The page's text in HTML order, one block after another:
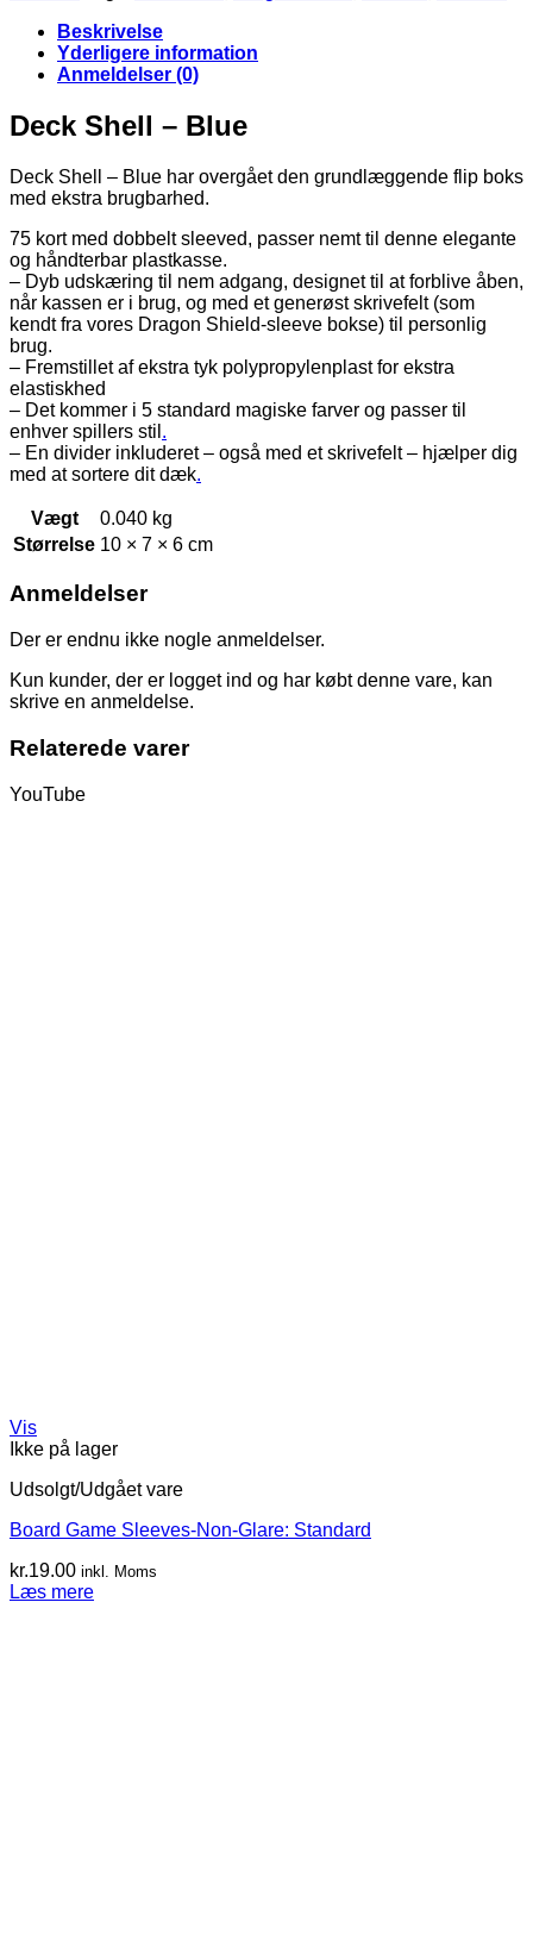
Shield
antal
Beskrivelse
Yderligere information
Anmeldelser (0)
Deck Shell – Blue
Deck Shell – Blue har overgået den grundlæggende flip boks
med ekstra brugbarhed.
75 kort med dobbelt sleeved, passer nemt til denne elegante
og håndterbar plastkasse.
– Dyb udskæring til nem adgang, designet til at forblive åben,
når kassen er i brug, og med et generøst skrivefelt (som
kendt fra vores Dragon Shield-sleeve bokse) til personlig
brug.
– Fremstillet af ekstra tyk polypropylenplast for ekstra
elastiskhed
– Det kommer i 5 standard magiske farver og passer til
enhver spillers stil .
– En divider inkluderet – også med et skrivefelt – hjælper dig
med at sortere dit dæk.
Vægt
0.040 kg
Størrelse 10 × 7 × 6 cm
Anmeldelser
Der er endnu ikke nogle anmeldelser.
Kun kunder, der er logget ind og har købt denne vare, kan
skrive en anmeldelse.
Relaterede varer
YouTube
Vis
Ikke på lager
Udsolgt/Udgået vare
Board Game Sleeves-Non-Glare: Standard
kr.19.00 inkl. Moms
Læs mere